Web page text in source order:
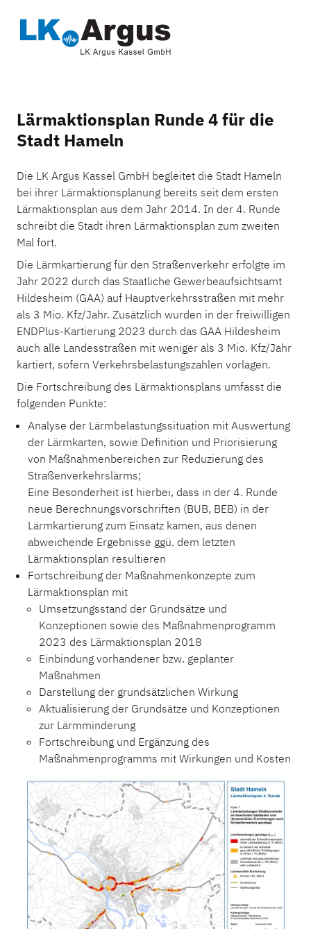
Lärmaktionsplan Runde 4 für die
Stadt Hameln
Die LK Argus Kassel GmbH begleitet die Stadt Hameln
bei ihrer Lärmaktionsplanung bereits seit dem ersten
Lärmaktionsplan aus dem Jahr 2014. In der 4. Runde
schreibt die Stadt ihren Lärmaktionsplan zum zweiten
Mal fort.
Die Lärmkartierung für den Straßenverkehr erfolgte im
Jahr 2022 durch das Staatliche Gewerbeaufsichtsamt
Hildesheim (GAA) auf Hauptverkehrsstraßen mit mehr
als 3 Mio. Kfz/Jahr. Zusätzlich wurden in der freiwilligen
ENDPlus-Kartierung 2023 durch das GAA Hildesheim
auch alle Landesstraßen mit weniger als 3 Mio. Kfz/Jahr
kartiert, sofern Verkehrsbelastungszahlen vorlagen.
Die Fortschreibung des Lärmaktionsplans umfasst die
folgenden Punkte:
Analyse der Lärmbelastungssituation mit Auswertung
der Lärmkarten, sowie Definition und Priorisierung
von Maßnahmenbereichen zur Reduzierung des
Straßenverkehrslärms;
Eine Besonderheit ist hierbei, dass in der 4. Runde
neue Berechnungsvorschriften (BUB, BEB) in der
Lärmkartierung zum Einsatz kamen, aus denen
abweichende Ergebnisse ggü. dem letzten
Lärmaktionsplan resultieren
Fortschreibung der Maßnahmenkonzepte zum
Lärmaktionsplan mit
Umsetzungsstand der Grundsätze und
Konzeptionen sowie des Maßnahmenprogramm
2023 des Lärmaktionsplan 2018
Einbindung vorhandener bzw. geplanter
Maßnahmen
Darstellung der grundsätzlichen Wirkung
Aktualisierung der Grundsätze und Konzeptionen
zur Lärmminderung
Fortschreibung und Ergänzung des
Maßnahmenprogramms mit Wirkungen und Kosten